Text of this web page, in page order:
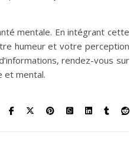
mentale. En intégrant cette
humeur et votre perception
rendez-vous sur
et mental.